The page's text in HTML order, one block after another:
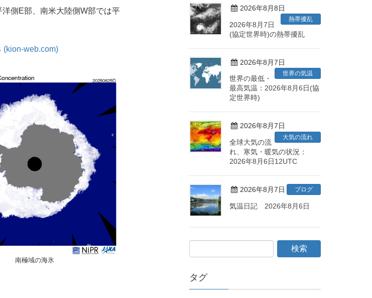
洋側E部、南米大陸側W部では平
(kion-web.com)
南極域の海氷
2026年8月8日
熱帯擾乱
2026年8月7日
(協定世界時)の熱帯擾乱
2026年8月7日
世界の気温
世界の最低・
最高気温：2026年8月6日(協
定世界時)
2026年8月7日
大気の流れ
全球大気の流
れ、寒気・暖気の状況：
2026年8月6日12UTC
2026年8月7日 ブログ
気温日記 2026年8月6日
タグ